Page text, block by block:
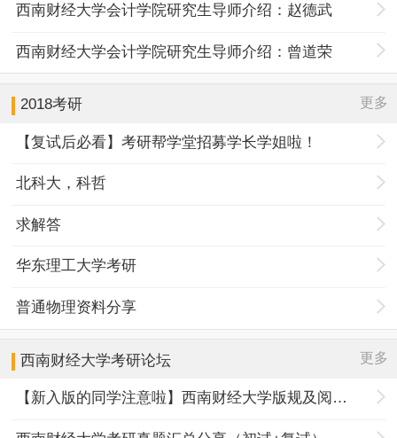
西南财经大学会计学院研究生导师介绍：赵德武
西南财经大学会计学院研究生导师介绍：曾道荣
2018考研 更多
【复试后必看】考研帮学堂招募学长学姐啦！
北科大，科哲
求解答
华东理工大学考研
普通物理资料分享
西南财经大学考研论坛 更多
【新入版的同学注意啦】西南财经大学版规及阅读指南